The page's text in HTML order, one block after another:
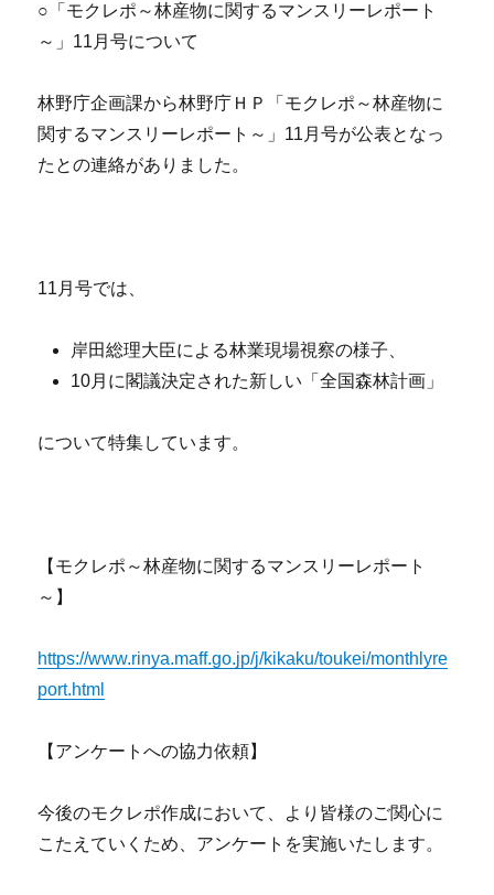
○「モクレポ～林産物に関するマンスリーレポート
～」11月号について
林野庁企画課から林野庁ＨＰ「モクレポ～林産物に
関するマンスリーレポート～」11月号が公表となっ
たとの連絡がありました。
11月号では、
岸田総理大臣による林業現場視察の様子、
10月に閣議決定された新しい「全国森林計画」
について特集しています。
【モクレポ～林産物に関するマンスリーレポート
～】
https://www.rinya.maff.go.jp/j/kikaku/toukei/monthlyre
port.html
【アンケートへの協力依頼】
今後のモクレポ作成において、より皆様のご関心に
こたえていくため、アンケートを実施いたします。